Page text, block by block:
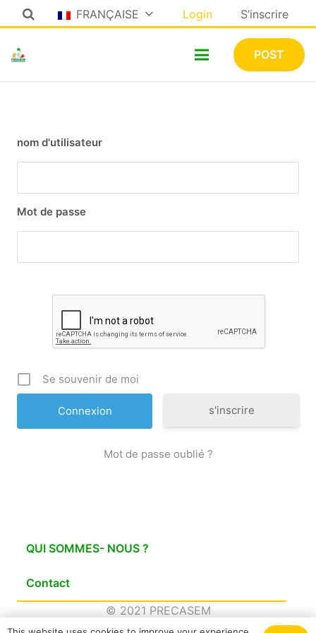
FRANÇAISE Login S’inscrire
POST
nom d'utilisateur
Mot de passe
Se souvenir de moi
s'inscrire
Mot de passe oublié ?
QUI SOMMES- NOUS ?
Contact
© 2021 PRECASEM